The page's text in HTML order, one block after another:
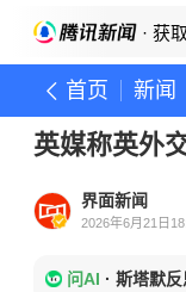
· 获
首页 新闻
英媒称英外
界面新闻
2026年6月21日
问AI · 斯塔默反